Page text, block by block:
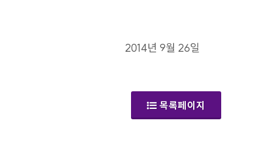
2014년 9월 26일
목록페이지